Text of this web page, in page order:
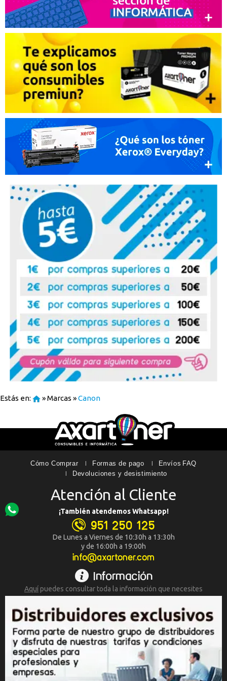
Recibe nuestras promociones y ofertas suscribiéndote a nuestro
boletin de noticias
Ventajas para miembros
Accede a descuentos exclusivos y ofertas en toda la gama de
consumibles e informática.
registro distribuidor
Estás en: »Marcas »Canon
Cómo Comprar Formas de pago Envíos FAQ
Devoluciones y desistimiento
Atención al Cliente
¡También atendemos Whatsapp!
951 250 125
De Lunes a Viernes de 10:30h a 13:30h
y de 16:00h a 19:00h
info@axartoner.com
Información
Aquípuedes consultar toda la información que necesites